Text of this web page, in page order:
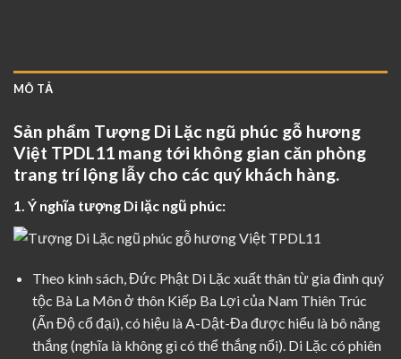
MÔ TẢ
Sản phẩm Tượng Di Lặc ngũ phúc gỗ hương
Việt TPDL11 mang tới không gian căn phòng
trang trí lộng lẫy cho các quý khách hàng.
1. Ý nghĩa tượng Di lặc ngũ phúc:
Theo kinh sách, Đức Phật Di Lặc xuất thân từ gia đình quý
tộc Bà La Môn ở thôn Kiếp Ba Lợi của Nam Thiên Trúc
(Ấn Độ cổ đại), có hiệu là A-Dật-Đa được hiểu là bô năng
thắng (nghĩa là không gì có thể thắng nổi). Di Lặc có phiên